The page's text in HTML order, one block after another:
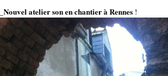
Nouvel atelier son en chantier à Rennes !